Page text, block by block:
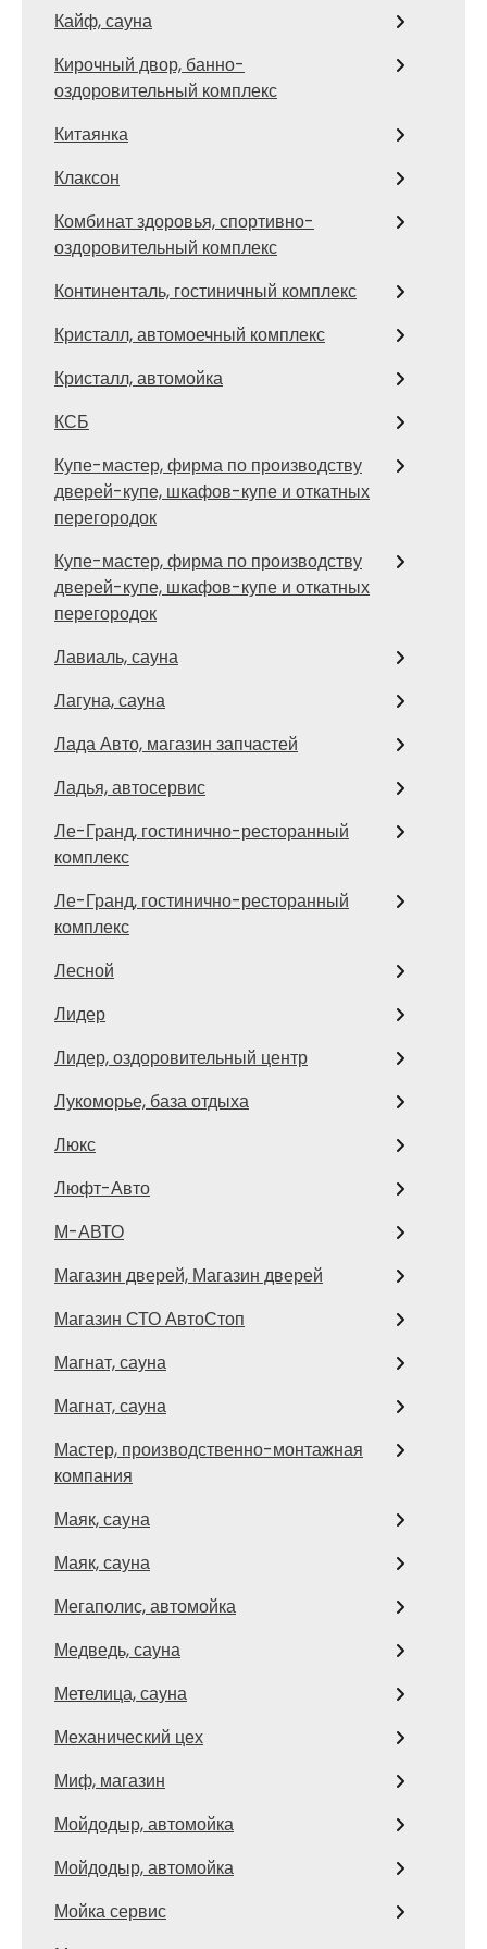
Кайф, сауна
Кирочный двор, банно-
оздоровительный комплекс
Китаянка
Клаксон
Комбинат здоровья, спортивно-
оздоровительный комплекс
Континенталь, гостиничный комплекс
Кристалл, автомоечный комплекс
Кристалл, автомойка
КСБ
Купе-мастер, фирма по производству
дверей-купе, шкафов-купе и откатных
перегородок
Купе-мастер, фирма по производству
дверей-купе, шкафов-купе и откатных
перегородок
Лавиаль, сауна
Лагуна, сауна
Лада Авто, магазин запчастей
Ладья, автосервис
Ле-Гранд, гостинично-ресторанный
комплекс
Ле-Гранд, гостинично-ресторанный
комплекс
Лесной
Лидер
Лидер, оздоровительный центр
Лукоморье, база отдыха
Люкс
Люфт-Авто
М-АВТО
Магазин дверей, Магазин дверей
Магазин СТО АвтоСтоп
Магнат, сауна
Магнат, сауна
Мастер, производственно-монтажная
компания
Маяк, сауна
Маяк, сауна
Мегаполис, автомойка
Медведь, сауна
Метелица, сауна
Механический цех
Миф, магазин
Мойдодыр, автомойка
Мойдодыр, автомойка
Мойка сервис